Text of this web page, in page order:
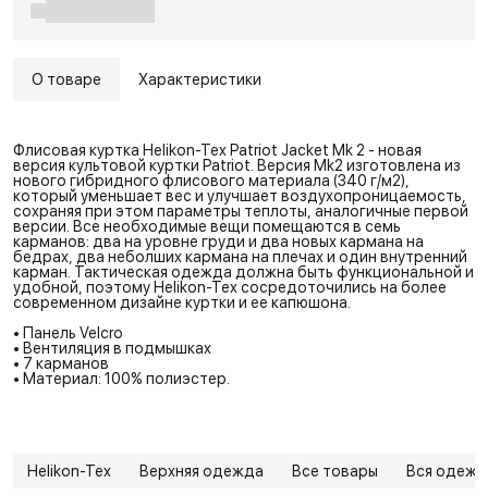
О товаре Характеристики
Флисовая куртка Helikon-Tex Patriot Jacket Mk 2 - новая
версия культовой куртки Patriot. Версия Mk2 изготовлена из
нового гибридного флисового материала (340 г/м2),
который уменьшает вес и улучшает воздухопроницаемость,
сохраняя при этом параметры теплоты, аналогичные первой
версии. Все необходимые вещи помещаются в семь
карманов: два на уровне груди и два новых кармана на
бедрах, два неболших кармана на плечах и один внутренний
карман. Тактическая одежда должна быть функциональной и
удобной, поэтому Helikon-Tex сосредоточились на более
современном дизайне куртки и ее капюшона.
• Панель Velcro
• Вентиляция в подмышках
• 7 карманов
• Материал: 100% полиэстер.
Helikon-Tex Верхняя одежда Все товары Вся